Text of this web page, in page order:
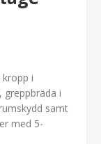
kropp i
greppbräda i
samt
med 5-